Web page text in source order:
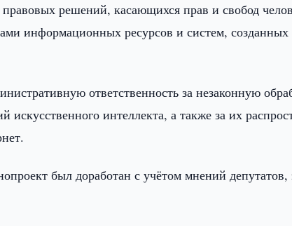
решений, касающихся прав и свобод
информационных ресурсов и систем, созданных
ответственность за незаконную
интеллекта, а также за их
был доработан с учётом мнений депутатов,